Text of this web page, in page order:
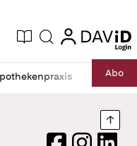
Ausgabe
Suche login
login
RechtAbo
FacebookInstagram